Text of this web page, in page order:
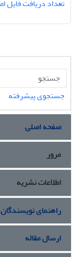
تعداد دریافت فایل
جستجوی پیشرفته
صفحه اصلی
مرور
اطلاعات نشریه
راهنمای نویسندگان
ارسال مقاله